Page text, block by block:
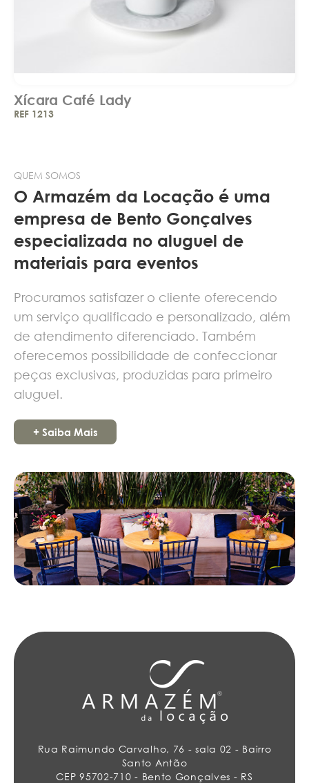
Xícara Café Lady
REF 1213
QUEM SOMOS
O Armazém da Locação é uma
empresa de Bento Gonçalves
especializada no aluguel de
materiais para eventos
Procuramos satisfazer o cliente oferecendo
um serviço qualificado e personalizado, além
de atendimento diferenciado. Também
oferecemos possibilidade de confeccionar
peças exclusivas, produzidas para primeiro
aluguel.
+ Saiba Mais
Rua Raimundo Carvalho, 76 - sala 02 - Bairro
Santo Antão
CEP 95702-710 - Bento Gonçalves - RS